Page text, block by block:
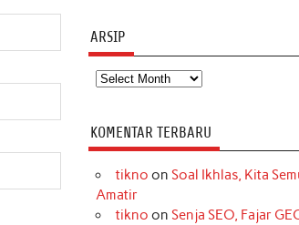
ARSIP
Arsip
KOMENTAR TERBARU
tikno on Soal Ikhlas, Kita
Amatir
tikno on Senja SEO, Fajar